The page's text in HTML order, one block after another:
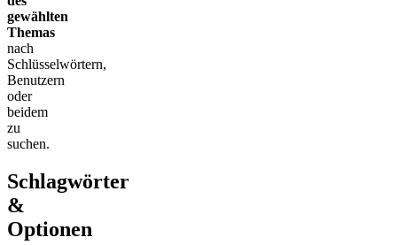
gewählten
Themas
nach
Schlüsselwörtern,
Benutzern
oder
beidem
zu
suchen.
Schlagwörter
&
Optionen